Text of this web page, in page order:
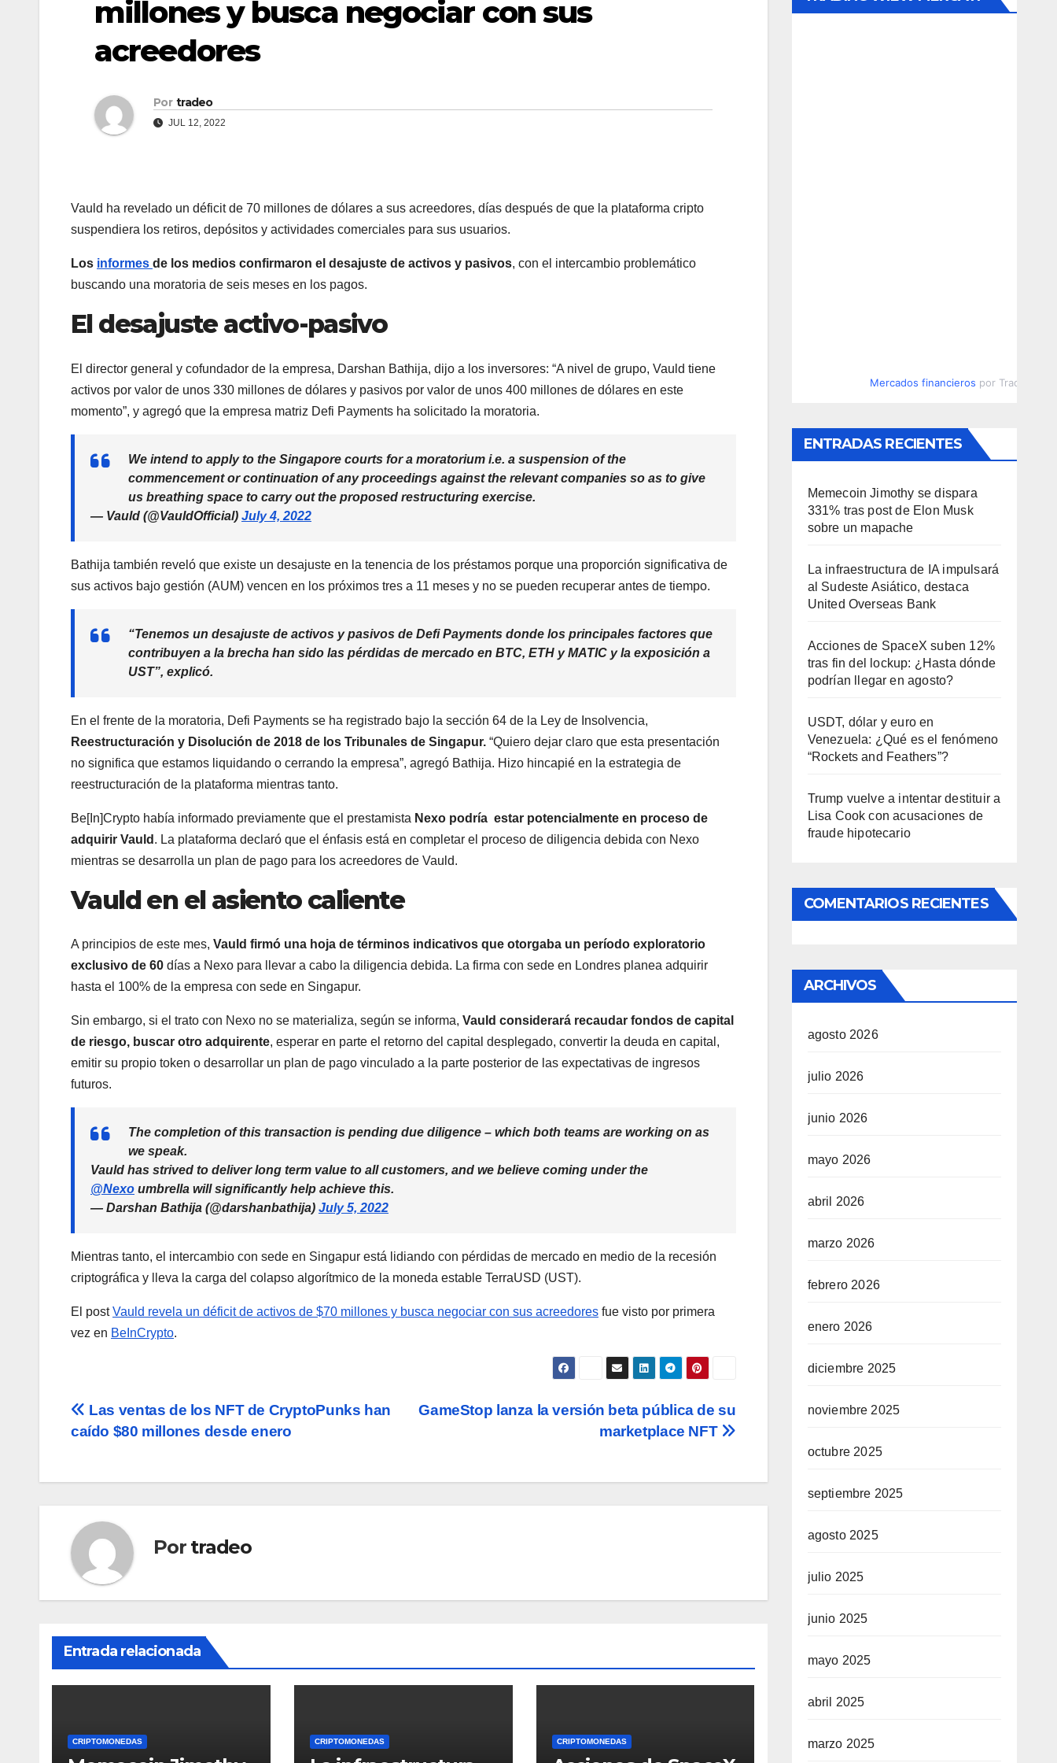
millones y busca negociar con sus
acreedores
Por tradeo
JUL 12, 2022
Vauld ha revelado un déficit de 70 millones de dólares a sus acreedores, días después de que la plataforma cripto
suspendiera los retiros, depósitos y actividades comerciales para sus usuarios.
Los informes de los medios confirmaron el desajuste de activos y pasivos, con el intercambio problemático
buscando una moratoria de seis meses en los pagos.
El desajuste activo-pasivo
El director general y cofundador de la empresa, Darshan Bathija, dijo a los inversores: “A nivel de grupo, Vauld tiene
activos por valor de unos 330 millones de dólares y pasivos por valor de unos 400 millones de dólares en este
momento”, y agregó que la empresa matriz Defi Payments ha solicitado la moratoria.
We intend to apply to the Singapore courts for a moratorium i.e. a suspension of the
commencement or continuation of any proceedings against the relevant companies so as to give
us breathing space to carry out the proposed restructuring exercise.
— Vauld (@VauldOfficial) July 4, 2022
Bathija también reveló que existe un desajuste en la tenencia de los préstamos porque una proporción significativa de
sus activos bajo gestión (AUM) vencen en los próximos tres a 11 meses y no se pueden recuperar antes de tiempo.
“Tenemos un desajuste de activos y pasivos de Defi Payments donde los principales factores que
contribuyen a la brecha han sido las pérdidas de mercado en BTC, ETH y MATIC y la exposición a
UST”, explicó.
En el frente de la moratoria, Defi Payments se ha registrado bajo la sección 64 de la Ley de Insolvencia,
Reestructuración y Disolución de 2018 de los Tribunales de Singapur. “Quiero dejar claro que esta presentación
no significa que estamos liquidando o cerrando la empresa”, agregó Bathija. Hizo hincapié en la estrategia de
reestructuración de la plataforma mientras tanto.
Be[In]Crypto había informado previamente que el prestamista Nexo podría estar potencialmente en proceso de
adquirir Vauld . La plataforma declaró que el énfasis está en completar el proceso de diligencia debida con Nexo
mientras se desarrolla un plan de pago para los acreedores de Vauld.
Vauld en el asiento caliente
A principios de este mes, Vauld firmó una hoja de términos indicativos que otorgaba un período exploratorio
exclusivo de 60 días a Nexo para llevar a cabo la diligencia debida. La firma con sede en Londres planea adquirir
hasta el 100% de la empresa con sede en Singapur.
Sin embargo, si el trato con Nexo no se materializa, según se informa, Vauld considerará recaudar fondos de capital
de riesgo, buscar otro adquirente, esperar en parte el retorno del capital desplegado, convertir la deuda en capital,
emitir su propio token o desarrollar un plan de pago vinculado a la parte posterior de las expectativas de ingresos
futuros.
The completion of this transaction is pending due diligence – which both teams are working on as
we speak.
Vauld has strived to deliver long term value to all customers, and we believe coming under the
@Nexo umbrella will significantly help achieve this.
— Darshan Bathija (@darshanbathija) July 5, 2022
Mientras tanto, el intercambio con sede en Singapur está lidiando con pérdidas de mercado en medio de la recesión
criptográfica y lleva la carga del colapso algorítmico de la moneda estable TerraUSD (UST).
El postVauld revela un déficit de activos de $70 millones y busca negociar con sus acreedores fue visto por primera
vez en BeInCrypto.
Navegación
entradas
GameStop lanza la versión beta pública de su
marketplace NFT
Las ventas de los NFT de CryptoPunks han
caído $80 millones desde enero
Por tradeo
Entrada relacionada
CRIPTOMONEDAS CRIPTOMONEDAS CRIPTOMONEDAS
Mercados financieros por
ENTRADAS RECIENTES
Memecoin Jimothy se dispara
331% tras post de Elon Musk
sobre un mapache
La infraestructura de IA impulsará
al Sudeste Asiático, destaca
United Overseas Bank
Acciones de SpaceX suben 12%
tras fin del lockup: ¿Hasta dónde
podrían llegar en agosto?
USDT, dólar y euro en
Venezuela: ¿Qué es el fenómeno
“Rockets and Feathers”?
Trump vuelve a intentar destituir a
Lisa Cook con acusaciones de
fraude hipotecario
COMENTARIOS RECIENTES
ARCHIVOS
agosto 2026
julio 2026
junio 2026
mayo 2026
abril 2026
marzo 2026
febrero 2026
enero 2026
diciembre 2025
noviembre 2025
octubre 2025
septiembre 2025
agosto 2025
julio 2025
junio 2025
mayo 2025
abril 2025
marzo 2025